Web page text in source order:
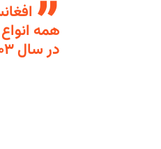
همه
در سال ۲۰۰۳ امضا کرده است.